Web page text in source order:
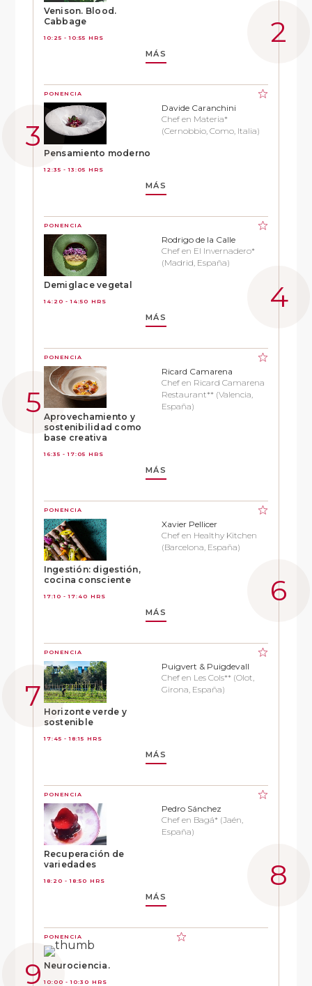
Venison. Blood.
Cabbage
10:25 - 10:55 HRS
MÁS
PONENCIA
Pensamiento moderno
12:35 - 13:05 HRS
Davide Caranchini
Chef en Materia*
(Cernobbio, Como, Italia)
MÁS
PONENCIA
Demiglace vegetal
14:20 - 14:50 HRS
Rodrigo de la Calle
Chef en El Invernadero*
(Madrid, España)
MÁS
PONENCIA
Aprovechamiento y
sostenibilidad como
base creativa
16:35 - 17:05 HRS
Ricard Camarena
Chef en Ricard Camarena
Restaurant** (Valencia,
España)
MÁS
PONENCIA
Ingestión: digestión,
cocina consciente
17:10 - 17:40 HRS
Xavier Pellicer
Chef en Healthy Kitchen
(Barcelona, España)
MÁS
PONENCIA
Horizonte verde y
sostenible
17:45 - 18:15 HRS
Puigvert & Puigdevall
Chef en Les Cols** (Olot,
Girona, España)
MÁS
PONENCIA
Recuperación de
variedades
18:20 - 18:50 HRS
Pedro Sánchez
Chef en Bagá* (Jaén,
España)
MÁS
PONENCIA
Neurociencia.
10:00 - 10:30 HRS